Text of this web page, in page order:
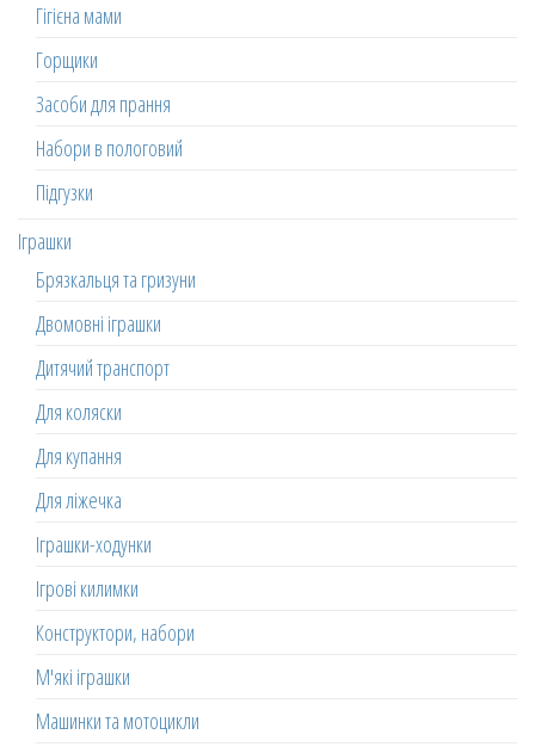
Гігієна мами
Горщики
Засоби для прання
Набори в пологовий
Підгузки
Іграшки
Брязкальця та гризуни
Двомовні іграшки
Дитячий транспорт
Для коляски
Для купання
Для ліжечка
Іграшки-ходунки
Ігрові килимки
Конструктори, набори
М'які іграшки
Машинки та мотоцикли